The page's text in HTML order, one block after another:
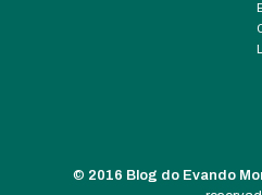
© 2016 Blog do Evando